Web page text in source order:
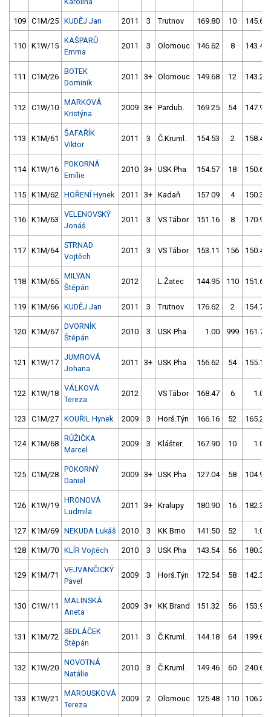
109 C1M/25 KUDĚJ Jan 2011 3 Trutnov 169.80 10 145.66
110 K1W/15
KAŠPARŮ
Emma
2011 3 Olomouc 146.62 8 143.46
111 C1M/26
BOTEK
Dominik
2011 3+ Olomouc 149.68 12 143.29
112 C1W/10
MARKOVÁ
Kristýna
2009 3+ Pardub. 169.25 54 147.93
113 K1M/61
ŠAFAŘÍK
Viktor
2011 3 Č.Kruml. 154.53 2 158.48
114 K1W/16
POKORNÁ
Emílie
2010 3+ USK Pha 154.57 18 150.68
115 K1M/62 HOŘENÍ Hynek 2011 3+ Kadaň 157.09 4 150.39
116 K1M/63
VELENOVSKÝ
Jonáš
2011 3 VS Tábor 151.16 8 170.94
117 K1M/64
STRNAD
Vojtěch
2011 3 VS Tábor 153.11 156 150.41
118 K1M/65
MILYAN
Štěpán
2012 L.Žatec 144.95 110 151.65
119 K1M/66 KUDĚJ Jan 2011 3 Trutnov 176.62 2 154.72
120 K1M/67
DVORNÍK
Štěpán
2010 3 USK Pha 1.00 999 161.72
121 K1W/17
JUMROVÁ
Johana
2011 3+ USK Pha 156.62 54 155.14
122 K1W/18
VÁLKOVÁ
Tereza
2012 VS Tábor 168.47 6 1.00
123 C1M/27 KOUŘIL Hynek 2009 3 Horš.Týn 166.16 52 165.27
124 K1M/68
RŮŽIČKA
Marcel
2009 3 Klášter. 167.90 10 1.00
125 C1M/28
POKORNÝ
Daniel
2009 3+ USK Pha 127.04 58 104.97
126 K1W/19
HRONOVÁ
Ludmila
2011 3+ Kralupy 180.90 16 182.34
127 K1M/69 NEKUDA Lukáš 2010 3 KK Brno 141.50 52 1.00
128 K1M/70 KLÍR Vojtěch 2010 3 USK Pha 143.54 56 180.36
129 K1M/71
VEJVANČICKÝ
Pavel
2009 3 Horš.Týn 172.54 58 142.31
130 C1W/11
MALINSKÁ
Aneta
2009 3+ KK Brand 151.32 56 153.98
131 K1M/72
SEDLÁČEK
Štěpán
2011 3 Č.Kruml. 144.18 64 199.63
132 K1W/20
NOVOTNÁ
Natálie
2010 3 Č.Kruml. 149.46 60 240.62
133 K1W/21
MAROUSKOVÁ
Tereza
2009 2 Olomouc 125.48 110 106.25